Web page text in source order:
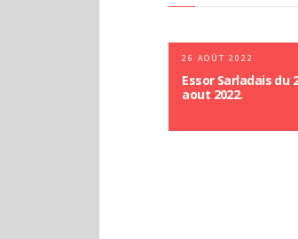
26 AOÛT 2022
Essor Sarladais du
aout 2022.